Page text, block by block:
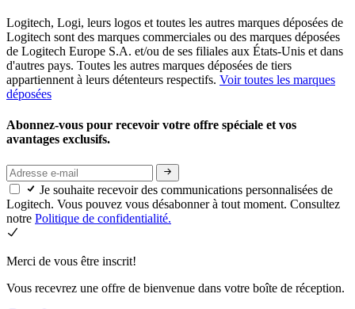
Logitech, Logi, leurs logos et toutes les autres marques déposées de
Logitech sont des marques commerciales ou des marques déposées
de Logitech Europe S.A. et/ou de ses filiales aux États-Unis et dans
d'autres pays. Toutes les autres marques déposées de tiers
appartiennent à leurs détenteurs respectifs. Voir toutes les marques
déposées
Abonnez-vous pour recevoir votre offre spéciale et vos
avantages exclusifs.
Je souhaite recevoir des communications personnalisées de
Logitech. Vous pouvez vous désabonner à tout moment. Consultez
notre Politique de confidentialité.
Merci de vous être inscrit!
Vous recevrez une offre de bienvenue dans votre boîte de réception.